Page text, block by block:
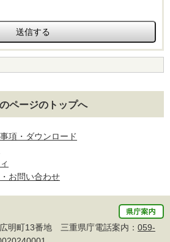
ページのトップへ
項・ダウンロード
お問い合わせ
明町13番地 三重県庁電話案内： 059-